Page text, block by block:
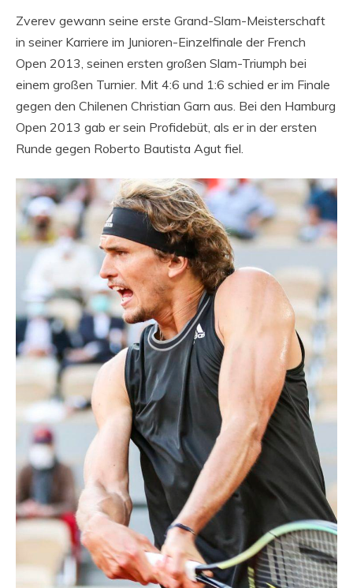
Zverev gewann seine erste Grand-Slam-Meisterschaft
in seiner Karriere im Junioren-Einzelfinale der French
Open 2013, seinen ersten großen Slam-Triumph bei
einem großen Turnier. Mit 4:6 und 1:6 schied er im Finale
gegen den Chilenen Christian Garn aus. Bei den Hamburg
Open 2013 gab er sein Profidebüt, als er in der ersten
Runde gegen Roberto Bautista Agut fiel.